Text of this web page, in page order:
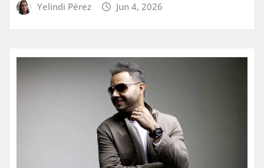
Yelindi Pérez Jun 4, 2026